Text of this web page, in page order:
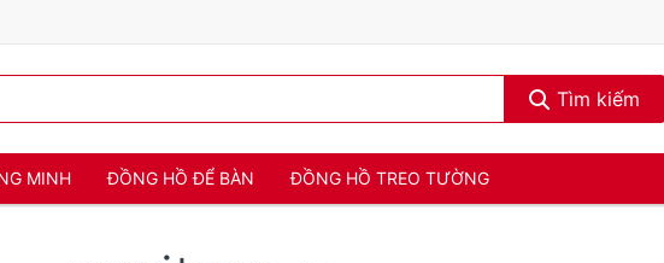
Tìm kiếm
MINH ĐỒNG HỒ ĐỂ BÀN ĐỒNG HỒ TREO TƯỜNG